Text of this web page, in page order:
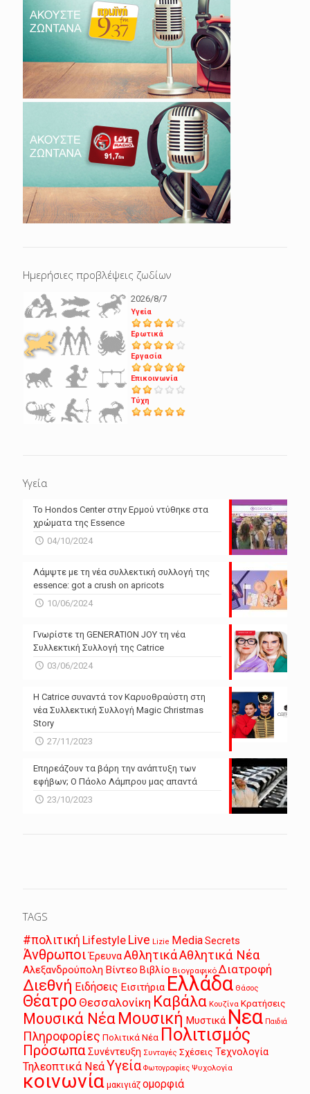
Ημερήσιες προβλέψεις ζωδίων
2026/8/7
Υγεία
Ερωτικά
Εργασία
Επικοινωνία
Τύχη
Υγεία
Το Hondos Center στην Ερμού ντύθηκε στα
χρώματα της Essence
04/10/2024
Λάμψτε με τη νέα συλλεκτική συλλογή της
essence: got a crush on apricots
10/06/2024
Γνωρίστε τη GENERATION JOY τη νέα
Συλλεκτική Συλλογή της Catrice
03/06/2024
Η Catrice συναντά τον Καρυοθραύστη στη
νέα Συλλεκτική Συλλογή Magic Christmas
Story
27/11/2023
Επηρεάζουν τα βάρη την ανάπτυξη των
εφήβων; Ο Πάολο Λάμπρου μας απαντά
23/10/2023
TAGS
#πολιτική Lifestyle Live Lizie MediaSecrets
Άνθρωποι ΈρευναΑθλητικάΑθλητικά Νέα
Αλεξανδρούπολη Βίντεο Βιβλίο Βιογραφικό Διατροφή
Διεθνή Ειδήσεις Εισιτήρια Ελλάδα Θάσος
Θέατρο Θεσσαλονίκη Καβάλα Κουζίνα Κρατήσεις
Μουσικά Νέα Μουσική Μυστικά Νεα Παιδιά
Πληροφορίες Πολιτικά Νέα Πολιτισμός
ΠρόσωπαΣυνέντευξη Συνταγές Σχέσεις Τεχνολογία
Τηλεοπτικά ΝεάΥγεία Φωτογραφίες Ψυχολογία
κοινωνία μακιγιάζ ομορφιά